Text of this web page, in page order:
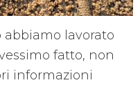
abbiamo lavorato
fatto, non
informazioni